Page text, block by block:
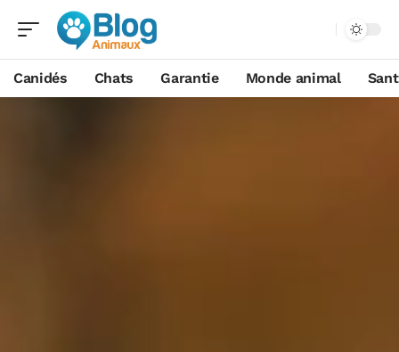
Canidés Chats Garantie Monde animal